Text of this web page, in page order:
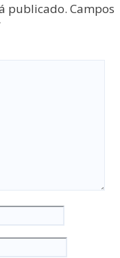
publicado. Campos